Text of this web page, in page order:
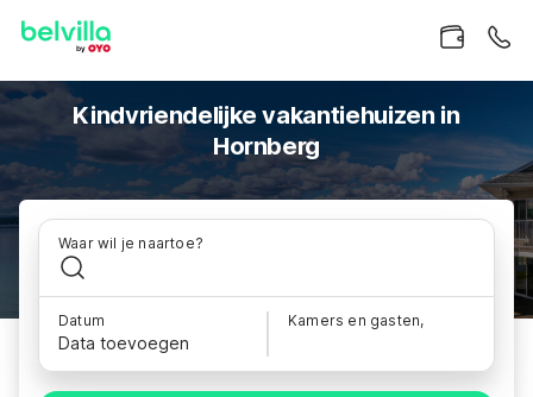
Kindvriendelijke vakantiehuizen in
Hornberg
Waar wil je naartoe?
Datum
Data toevoegen
Kamers en gasten,